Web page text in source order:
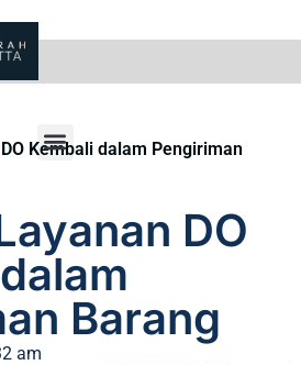
Kembali dalam Pengiriman
DO
Barang
am